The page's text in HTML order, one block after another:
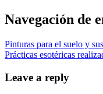
Navegación de
Pinturas para el suelo y
Prácticas esotéricas
Leave a reply